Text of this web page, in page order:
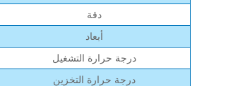
دقة
أبعاد
درجة حرارة التشغيل
درجة حرارة التخزين